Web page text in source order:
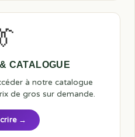
CATALOGUE
à notre catalogue
de gros sur demande.
→